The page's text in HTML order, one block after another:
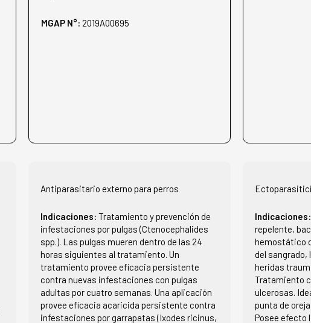
MGAP N°: 2019A00695
Antiparasitario externo para perros
Indicaciones: Tratamiento y prevención de
infestaciones por pulgas (Ctenocephalides
spp.). Las pulgas mueren dentro de las 24
horas siguientes al tratamiento. Un
tratamiento provee eficacia persistente
contra nuevas infestaciones con pulgas
adultas por cuatro semanas. Una aplicación
provee eficacia acaricida persistente contra
infestaciones por garrapatas (Ixodes ricinus,
repelente,
hemostático
del sangrado,
heridas
Tratamiento
ulcerosas.
punta de
Posee efecto